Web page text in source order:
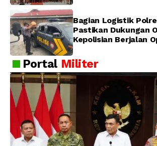
Bagian Logistik
Pastikan Dukungan
Kepolisian Berjalan
Portal Militer